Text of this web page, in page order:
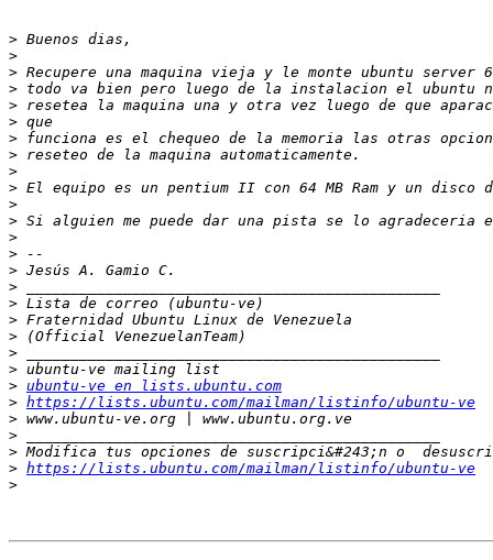
>
>
>
>
>
>
>
>
>
>
>
>
>
>
>
>
>
>
>
>
>
> ubuntu-ve en lists.ubuntu.com
> https://lists.ubuntu.com/mailman/listinfo/ubuntu-ve
>
>
>
> https://lists.ubuntu.com/mailman/listinfo/ubuntu-ve
>